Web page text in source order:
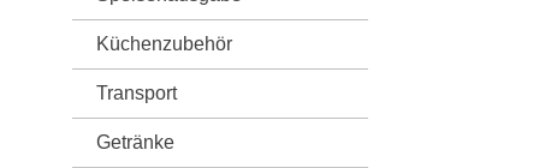
Küchenzubehör
Transport
Getränke